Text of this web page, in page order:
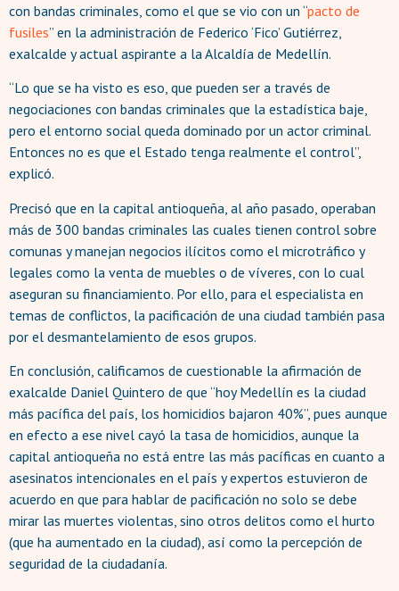
con bandas criminales, como el que se vio con un “pacto de
fusiles” en la administración de Federico ‘Fico’ Gutiérrez,
exalcalde y actual aspirante a la Alcaldía de Medellín.
“Lo que se ha visto es eso, que pueden ser a través de
negociaciones con bandas criminales que la estadística baje,
pero el entorno social queda dominado por un actor criminal.
Entonces no es que el Estado tenga realmente el control”,
explicó.
Precisó que en la capital antioqueña, al año pasado, operaban
más de 300 bandas criminales las cuales tienen control sobre
comunas y manejan negocios ilícitos como el microtráfico y
legales como la venta de muebles o de víveres, con lo cual
aseguran su financiamiento. Por ello, para el especialista en
temas de conflictos, la pacificación de una ciudad también pasa
por el desmantelamiento de esos grupos.
En conclusión, calificamos de cuestionable la afirmación de
exalcalde Daniel Quintero de que “hoy Medellín es la ciudad
más pacífica del país, los homicidios bajaron 40%”, pues aunque
en efecto a ese nivel cayó la tasa de homicidios, aunque la
capital antioqueña no está entre las más pacíficas en cuanto a
asesinatos intencionales en el país y expertos estuvieron de
acuerdo en que para hablar de pacificación no solo se debe
mirar las muertes violentas, sino otros delitos como el hurto
(que ha aumentado en la ciudad), así como la percepción de
seguridad de la ciudadanía.